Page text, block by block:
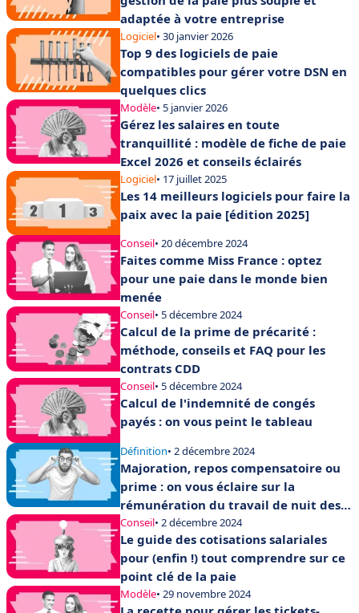
adaptée à votre entreprise
Logiciel• 30 janvier 2026
Top 9 des logiciels de paie
compatibles pour gérer votre DSN en
quelques clics
Modèle• 5 janvier 2026
Gérez les salaires en toute
tranquillité : modèle de fiche de paie
Excel 2026 et conseils éclairés
Logiciel• 17 juillet 2025
Les 14 meilleurs logiciels pour faire la
paix avec la paie [édition 2025]
Conseil• 20 décembre 2024
Faites comme Miss France : optez
pour une paie dans le monde bien
menée
Conseil• 5 décembre 2024
Calcul de la prime de précarité :
méthode, conseils et FAQ pour les
contrats CDD
Conseil• 5 décembre 2024
Calcul de l'indemnité de congés
payés : on vous peint le tableau
Définition• 2 décembre 2024
Majoration, repos compensatoire ou
prime : on vous éclaire sur la
rémunération du travail de nuit des
salariés
Conseil• 2 décembre 2024
Le guide des cotisations salariales
pour (enfin !) tout comprendre sur ce
point clé de la paie
Modèle• 29 novembre 2024